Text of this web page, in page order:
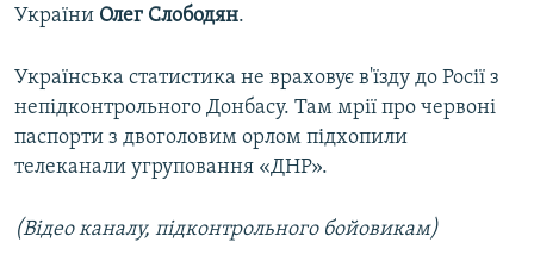
України Олег Слободян.
Українська статистика не враховує в'їзду до Росії з
непідконтрольного Донбасу. Там мрії про червоні
паспорти з двоголовим орлом підхопили
телеканали угруповання «ДНР».
(Відео каналу, підконтрольного бойовикам)